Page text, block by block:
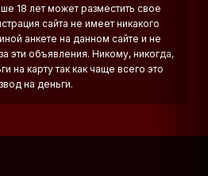
18 лет может разместить свое
сайта не имеет никакого
анкете на данном сайте и не
эти объявления. Никому, никогда,
на карту так как чаще всего это
на деньги.